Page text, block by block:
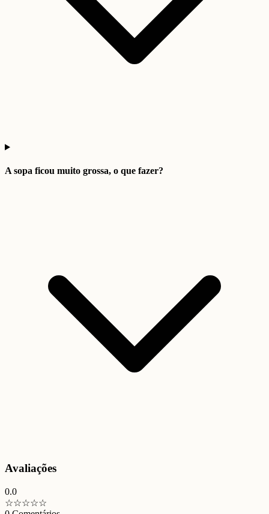
A sopa ficou muito grossa, o que fazer?
Avaliações
0.0
☆☆☆☆☆